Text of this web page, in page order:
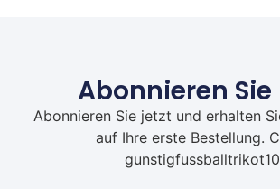
Abonnieren Sie
Abonnieren Sie jetzt und erhalten
auf Ihre erste Bestellung.
gunstigfussballtrikot10